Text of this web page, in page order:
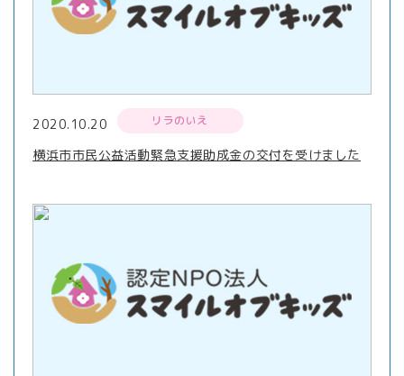
2020.10.20 リラのいえ
横浜市市民公益活動緊急支援助成金の交付を受けました